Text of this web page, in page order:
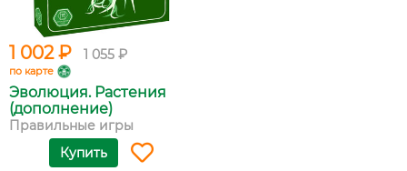
1 002 ₽ 1 055 ₽
по карте
Эволюция. Растения
(дополнение)
Правильные игры
Купить